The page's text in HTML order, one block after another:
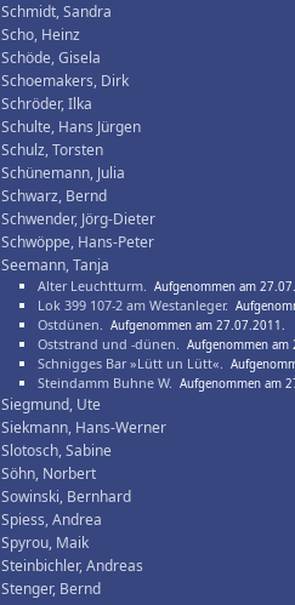
Schmidt, Sandra
Scho, Heinz
Schöde, Gisela
Schoemakers, Dirk
Schröder, Ilka
Schulte, Hans Jürgen
Schulz, Torsten
Schünemann, Julia
Schwarz, Bernd
Schwender, Jörg-Dieter
Schwöppe, Hans-Peter
Seemann, Tanja
Alter Leuchtturm. Aufgenommen am
Lok 399 107-2 am Westanleger.
Ostdünen. Aufgenommen am 27.07.2011.
Oststrand und -dünen. Aufgenommen am
Schnigges Bar »Lütt un Lütt«.
Steindamm Buhne W. Aufgenommen am
Siegmund, Ute
Siekmann, Hans-Werner
Slotosch, Sabine
Söhn, Norbert
Sowinski, Bernhard
Spiess, Andrea
Spyrou, Maik
Steinbichler, Andreas
Stenger, Bernd